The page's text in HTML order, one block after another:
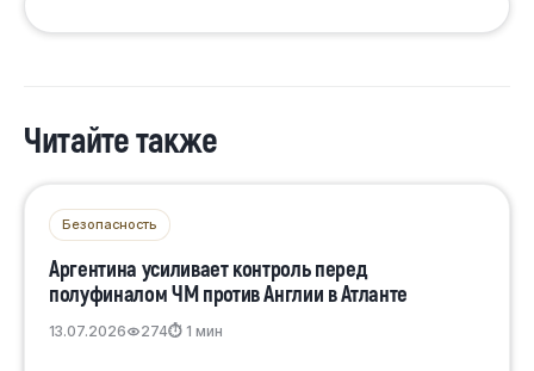
Читайте также
Безопасность
Аргентина усиливает контроль перед
полуфиналом ЧМ против Англии в Атланте
13.07.2026 274⏱ 1 мин